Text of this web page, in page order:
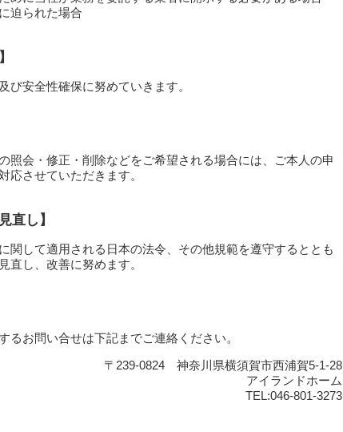
迫られた場合
び安全性確保に努めていきます。
照会・修正・削除などをご希望される場合には、ご本人の申
応させていただきます。
直し】
関して適用される日本の法令、その他規範を遵守するととも
直し、改善に努めます。
るお問い合せは下記までご連絡ください。
〒239-0824 神奈川県横須賀市西浦賀5-1-28
アイランドホーム
TEL:046-801-3273